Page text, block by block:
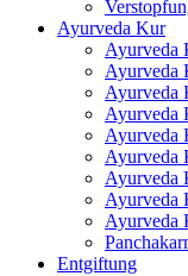
Ayurveda Kur
Ayurveda
Ayurveda
Ayurveda
Ayurveda
Ayurveda
Ayurveda
Ayurveda
Ayurveda
Ayurveda
Entgiftung